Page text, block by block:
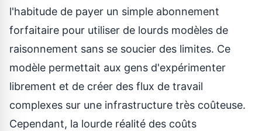
l'habitude de payer un simple abonnement
forfaitaire pour utiliser de lourds modèles de
raisonnement sans se soucier des limites. Ce
modèle permettait aux gens d'expérimenter
librement et de créer des flux de travail
complexes sur une infrastructure très coûteuse.
Cependant, la lourde réalité des coûts